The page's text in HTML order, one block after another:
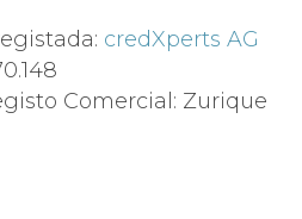
credXperts AG
Comercial: Zurique